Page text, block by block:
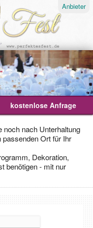
Anbieter
kostenlose Anfrage
noch nach Unterhaltung
Ort für Ihr
Dekoration,
benötigen - mit nur